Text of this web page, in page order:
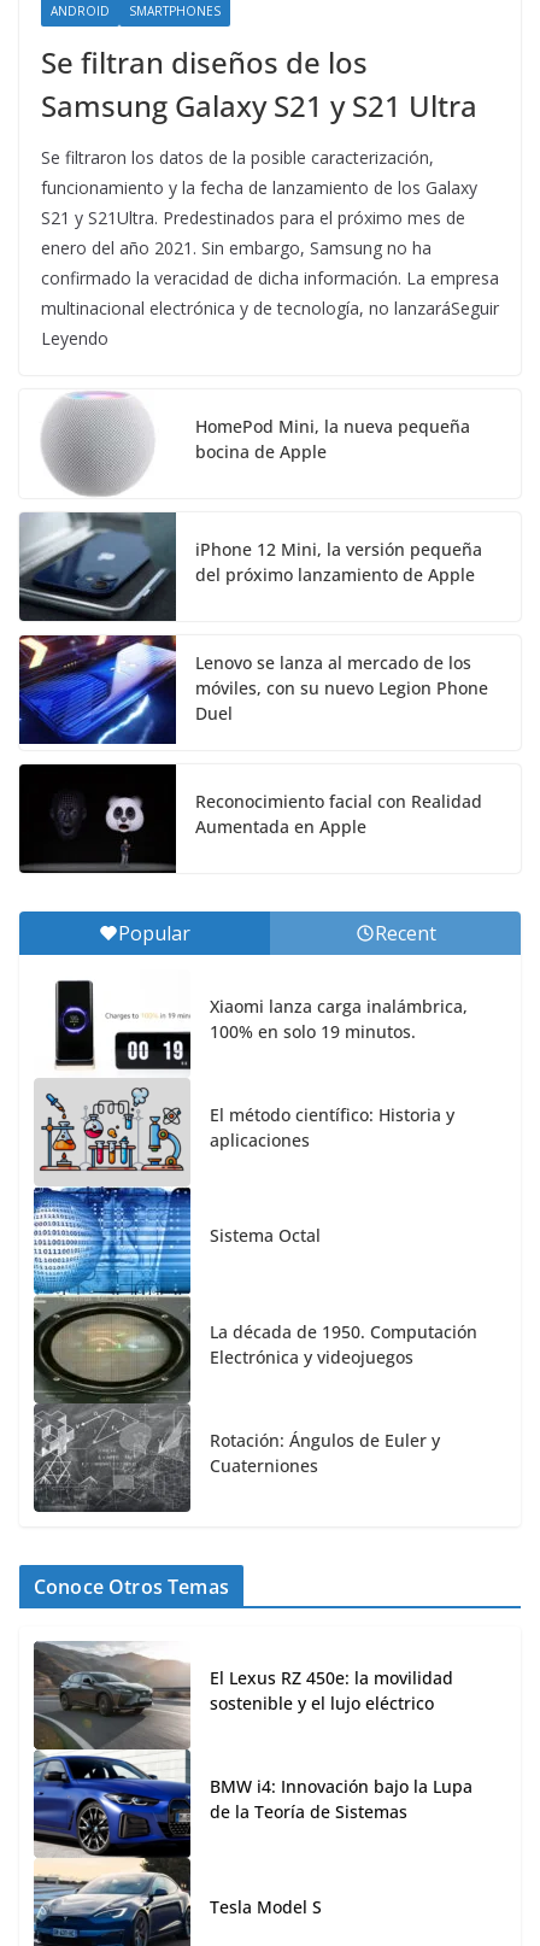
ANDROID SMARTPHONES
Se filtran diseños de los
Samsung Galaxy S21 y S21 Ultra
Se filtraron los datos de la posible caracterización,
funcionamiento y la fecha de lanzamiento de los Galaxy
S21 y S21Ultra. Predestinados para el próximo mes de
enero del año 2021. Sin embargo, Samsung no ha
confirmado la veracidad de dicha información. La empresa
multinacional electrónica y de tecnología, no lanzaráSeguir
Leyendo
HomePod Mini, la nueva pequeña
bocina de Apple
iPhone 12 Mini, la versión pequeña
del próximo lanzamiento de Apple
Lenovo se lanza al mercado de los
móviles, con su nuevo Legion Phone
Duel
Reconocimiento facial con Realidad
Aumentada en Apple
Popular Recent
Xiaomi lanza carga inalámbrica,
100% en solo 19 minutos.
El método científico: Historia y
aplicaciones
Sistema Octal
La década de 1950. Computación
Electrónica y videojuegos
Rotación: Ángulos de Euler y
Cuaterniones
Conoce Otros Temas
El Lexus RZ 450e: la movilidad
sostenible y el lujo eléctrico
BMW i4: Innovación bajo la Lupa
de la Teoría de Sistemas
Tesla Model S